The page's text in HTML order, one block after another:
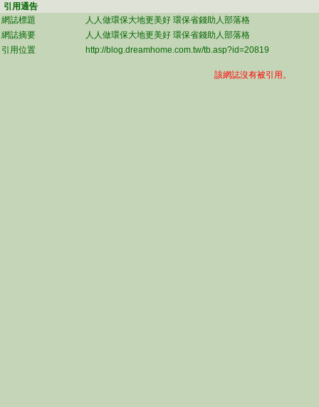
引用通告
網誌標題
人人做環保大地更美好 環保省錢助人部落格
網誌摘要
人人做環保大地更美好 環保省錢助人部落格
引用位置
http://blog.dreamhome.com.tw/tb.asp?id=20819
該網誌沒有被引用。